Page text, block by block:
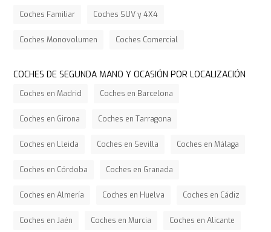
Coches Familiar Coches SUV y 4X4
Coches Monovolumen Coches Comercial
COCHES DE SEGUNDA MANO Y OCASIÓN POR LOCALIZACIÓN
Coches en Madrid Coches en Barcelona
Coches en Girona Coches en Tarragona
Coches en Lleida Coches en Sevilla Coches en Málaga
Coches en Córdoba Coches en Granada
Coches en Almería Coches en Huelva Coches en Cádiz
Coches en Jaén Coches en Murcia Coches en Alicante